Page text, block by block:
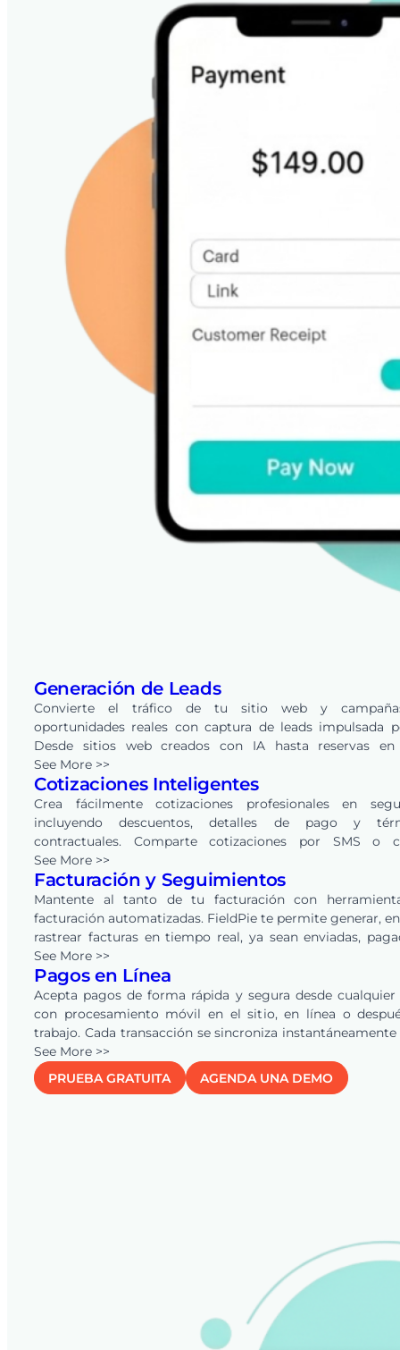
Generación de Leads
Convierte el tráfico de tu sitio web y
oportunidades reales con captura de leads impulsada
Desde sitios web creados con IA hasta reservas en
integradas, cada solicitud se convierte en un lead en tu
de FieldPie, listo para rastrear, calificar y convertir a
CRM integrado.
See More >>
Cotizaciones Inteligentes
Crea fácilmente cotizaciones profesionales en
incluyendo descuentos, detalles de pago y
contractuales. Comparte cotizaciones por SMS o
electrónico, y permite que los clientes las revisen y
línea con un solo clic. FieldPie también
seguimientos, ayudando a empresas de todas las
convertir más oportunidades en ingresos.
See More >>
Facturación y Seguimientos
Mantente al tanto de tu facturación con
facturación automatizadas. FieldPie te permite generar,
rastrear facturas en tiempo real, ya sean enviadas,
vencidas. Los recordatorios automáticos mantienen a tu
y clientes alineados, asegurando pagos más
reduciendo la carga de trabajo administrativa.
See More >>
Pagos en Línea
Acepta pagos de forma rápida y segura desde
con procesamiento móvil en el sitio, en línea o
trabajo. Cada transacción se sincroniza
sistema para una visibilidad financiera clara, y la
QuickBooksOnline automatiza cotizaciones, facturas y
eliminando la doble entrada y manteniendo tus
See More >>
PRUEBA GRATUITA
AGENDA UNA DEMO